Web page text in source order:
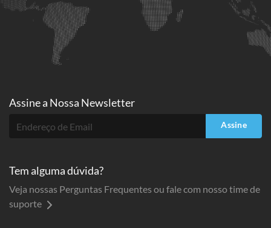
Assine a Nossa Newsletter
Assine
Tem alguma dúvida?
Veja nossas Perguntas Frequentes ou fale com nosso time de
suporte